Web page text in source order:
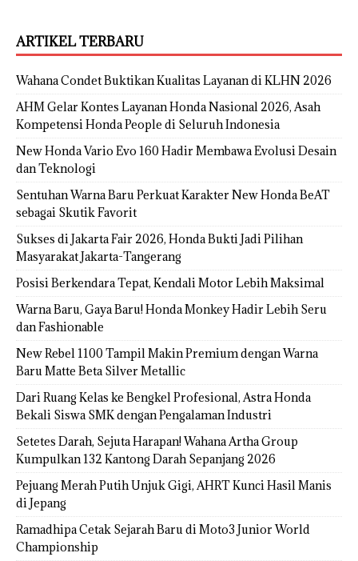
ARTIKEL TERBARU
Wahana Condet Buktikan Kualitas Layanan di KLHN 2026
AHM Gelar Kontes Layanan Honda Nasional 2026, Asah
Kompetensi Honda People di Seluruh Indonesia
New Honda Vario Evo 160 Hadir Membawa Evolusi Desain
dan Teknologi
Sentuhan Warna Baru Perkuat Karakter New Honda BeAT
sebagai Skutik Favorit
Sukses di Jakarta Fair 2026, Honda Bukti Jadi Pilihan
Masyarakat Jakarta-Tangerang
Posisi Berkendara Tepat, Kendali Motor Lebih Maksimal
Warna Baru, Gaya Baru! Honda Monkey Hadir Lebih Seru
dan Fashionable
New Rebel 1100 Tampil Makin Premium dengan Warna
Baru Matte Beta Silver Metallic
Dari Ruang Kelas ke Bengkel Profesional, Astra Honda
Bekali Siswa SMK dengan Pengalaman Industri
Setetes Darah, Sejuta Harapan! Wahana Artha Group
Kumpulkan 132 Kantong Darah Sepanjang 2026
Pejuang Merah Putih Unjuk Gigi, AHRT Kunci Hasil Manis
di Jepang
Ramadhipa Cetak Sejarah Baru di Moto3 Junior World
Championship